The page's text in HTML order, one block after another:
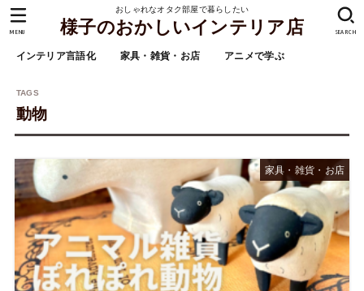
おしゃれなオタク部屋で暮らしたい
様子のおかしいインテリア店
インテリア言語化 家具・雑貨・お店 アニメで学ぶ
SEARCH
MENU
動物
家具・雑貨・お店